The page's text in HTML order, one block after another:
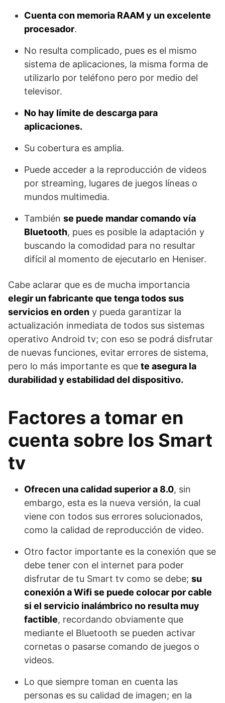
Cuenta con memoria RAAM y un excelente
procesador.
No resulta complicado, pues es el mismo
sistema de aplicaciones, la misma forma de
utilizarlo por teléfono pero por medio del
televisor.
No hay límite de descarga para
aplicaciones.
Su cobertura es amplia.
Puede acceder a la reproducción de videos
por streaming, lugares de juegos líneas o
mundos multimedia.
También se puede mandar comando vía
Bluetooth, pues es posible la adaptación y
buscando la comodidad para no resultar
difícil al momento de ejecutarlo en Heniser.
Cabe aclarar que es de mucha importancia
elegir un fabricante que tenga todos sus
servicios en orden y pueda garantizar la
actualización inmediata de todos sus sistemas
operativo Android tv; con eso se podrá disfrutar
de nuevas funciones, evitar errores de sistema,
pero lo más importante es que te asegura la
durabilidad y estabilidad del dispositivo.
Factores a tomar en
cuenta sobre los Smart
tv
Ofrecen una calidad superior a 8.0, sin
embargo, esta es la nueva versión, la cual
viene con todos sus errores solucionados,
como la calidad de reproducción de video.
Otro factor importante es la conexión que se
debe tener con el internet para poder
disfrutar de tu Smart tv como se debe; su
conexión a Wifi se puede colocar por cable
si el servicio inalámbrico no resulta muy
factible, recordando obviamente que
mediante el Bluetooth se pueden activar
cornetas o pasarse comando de juegos o
videos.
Lo que siempre toman en cuenta las
personas es su calidad de imagen; en la